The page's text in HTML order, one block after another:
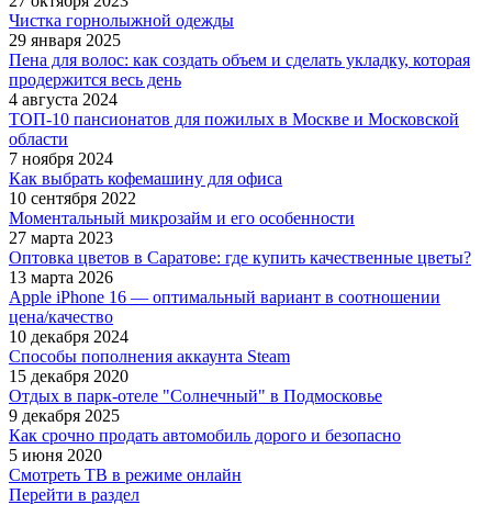
Чистка горнолыжной одежды
29 января 2025
Пена для волос: как создать объем и сделать укладку, которая
продержится весь день
4 августа 2024
ТОП-10 пансионатов для пожилых в Москве и Московской
области
7 ноября 2024
Как выбрать кофемашину для офиса
10 сентября 2022
Моментальный микрозайм и его особенности
27 марта 2023
Оптовка цветов в Саратове: где купить качественные цветы?
13 марта 2026
Apple iPhone 16 — оптимальный вариант в соотношении
цена/качество
10 декабря 2024
Способы пополнения аккаунта Steam
15 декабря 2020
Отдых в парк-отеле "Солнечный" в Подмосковье
9 декабря 2025
Как срочно продать автомобиль дорого и безопасно
5 июня 2020
Смотреть ТВ в режиме онлайн
Перейти в раздел